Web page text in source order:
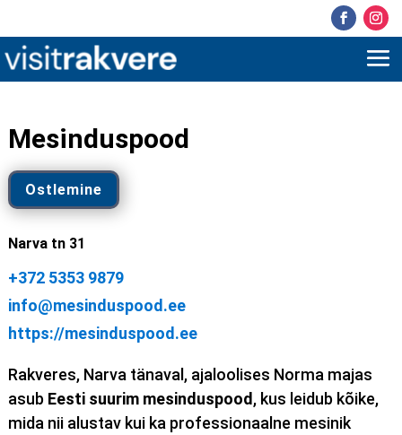
Mesinduspood
Ostlemine
Narva tn 31
+372 5353 9879
info@mesinduspood.ee
https://mesinduspood.ee
Rakveres, Narva tänaval, ajaloolises Norma majas
asub Eesti suurim mesinduspood, kus leidub kõike,
mida nii alustav kui ka professionaalne mesinik